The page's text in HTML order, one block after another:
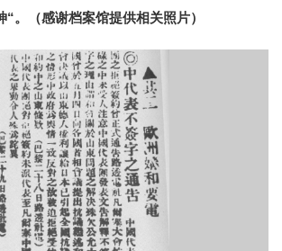
“。（感谢档案馆提供相关照片）